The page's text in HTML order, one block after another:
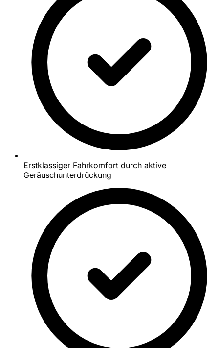
Erstklassiger Fahrkomfort durch aktive
Geräuschunterdrückung